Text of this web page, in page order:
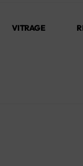
VITRAGE